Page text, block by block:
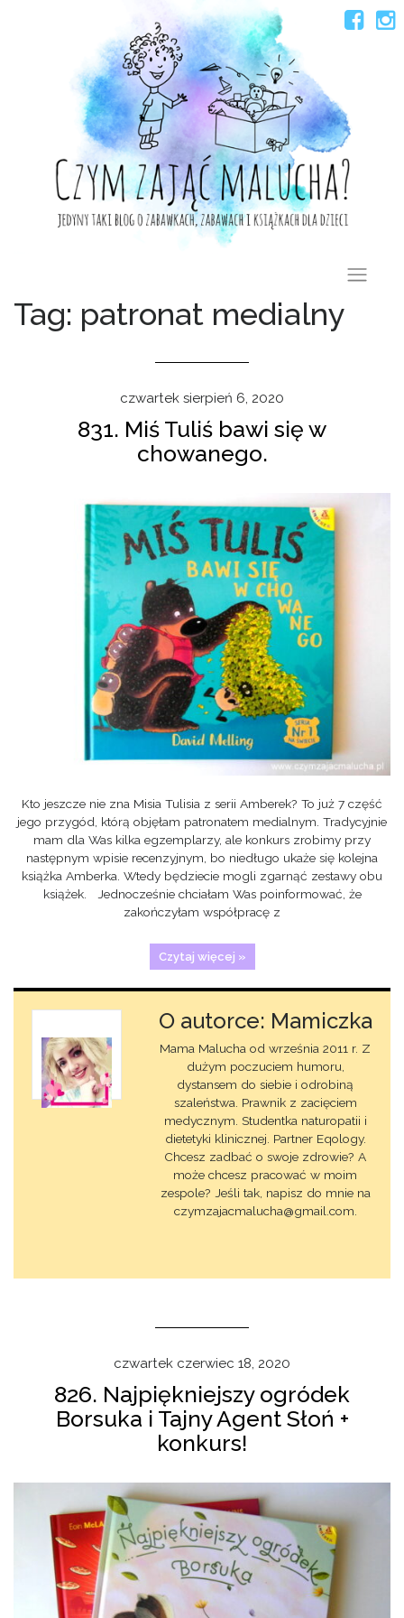
Tag: patronat medialny
czwartek sierpień 6, 2020
831. Miś Tuliś bawi się w
chowanego.
Kto jeszcze nie zna Misia Tulisia z serii Amberek? To już 7 część
jego przygód, którą objęłam patronatem medialnym. Tradycyjnie
mam dla Was kilka egzemplarzy, ale konkurs zrobimy przy
następnym wpisie recenzyjnym, bo niedługo ukaże się kolejna
książka Amberka. Wtedy będziecie mogli zgarnąć zestawy obu
książek. Jednocześnie chciałam Was poinformować, że
zakończyłam współpracę z
Czytaj więcej »
O autorce: Mamiczka
Mama Malucha od września 2011 r. Z
dużym poczuciem humoru,
dystansem do siebie i odrobiną
szaleństwa. Prawnik z zacięciem
medycznym. Studentka naturopatii i
dietetyki klinicznej. Partner Eqology.
Chcesz zadbać o swoje zdrowie? A
może chcesz pracować w moim
zespole? Jeśli tak, napisz do mnie na
czymzajacmalucha@gmail.com.
czwartek czerwiec 18, 2020
826. Najpiękniejszy ogródek
Borsuka i Tajny Agent Słoń +
konkurs!